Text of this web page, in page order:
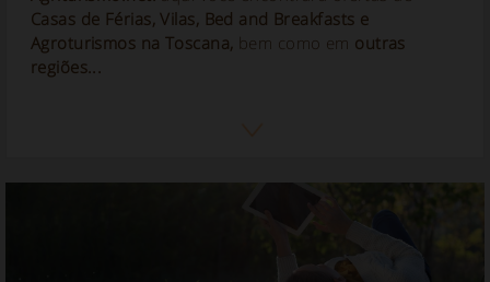
Casas de Férias, Vilas, Bed and Breakfasts e
Agroturismos na Toscana, bem como em outras
regiões...